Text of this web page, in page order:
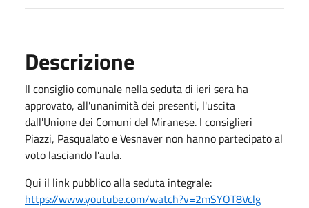
Descrizione
Il consiglio comunale nella seduta di ieri sera ha
approvato, all'unanimità dei presenti, l'uscita
dall'Unione dei Comuni del Miranese. I consiglieri
Piazzi, Pasqualato e Vesnaver non hanno partecipato al
voto lasciando l'aula.
Qui il link pubblico alla seduta integrale:
https://www.youtube.com/watch?v=2mSYOT8Vclg